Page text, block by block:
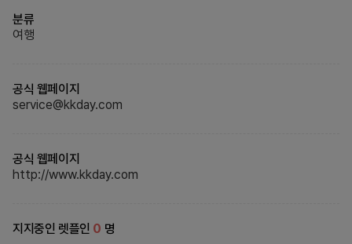
분류
여행
공식 웹페이지
service@kkday.com
공식 웹페이지
http://www.kkday.com
지지중인 렛플인 0 명